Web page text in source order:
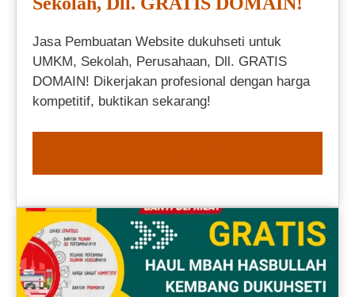
Jasa Pembuatan Website dukuhseti untuk
UMKM, Sekolah, Perusahaan, Dll. GRATIS
DOMAIN! Dikerjakan profesional dengan harga
kompetitif, buktikan sekarang!